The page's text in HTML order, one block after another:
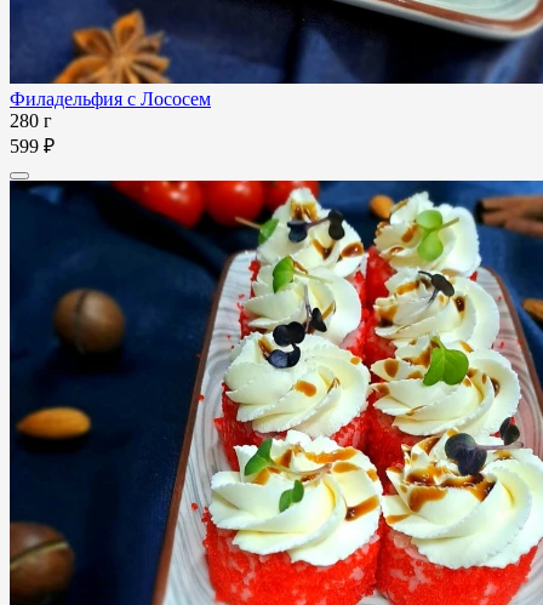
Филадельфия с Лососем
280 г
599 ₽